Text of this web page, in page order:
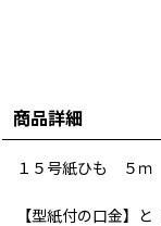
商品詳細
１５号紙ひも ５ｍ
【型紙付の口金】